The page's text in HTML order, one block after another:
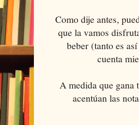
Como dije antes,
que la vamos
beber (tanto es
cuenta
A medida que gana
acentúan las